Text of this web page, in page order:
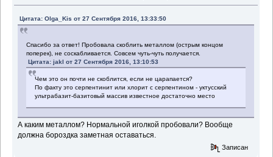
Цитата: Olga_Kis от 27 Сентября 2016, 13:33:50
Спасибо за ответ! Пробовала скоблить металлом (острым концом
поперек), не соскабливается. Совсем чуть-чуть получается.
Цитата: jakl от 27 Сентября 2016, 13:10:53
Чем это он почти не скоблится, если не царапается?
По факту это серпентинит или хлорит с серпентином - уктусский
ультрабазит-базитовый массив известное достаточно место
А каким металлом? Нормальной иголкой пробовали? Вообще
должна бороздка заметная оставаться.
Записан